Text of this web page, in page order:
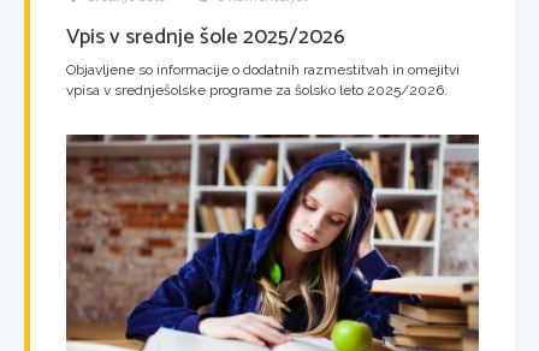
Vpis v srednje šole 2025/2026
Objavljene so informacije o dodatnih razmestitvah in omejitvi
vpisa v srednješolske programe za šolsko leto 2025/2026.